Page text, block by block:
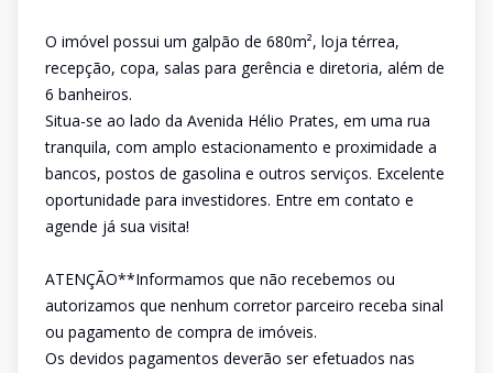
O imóvel possui um galpão de 680m², loja térrea,
recepção, copa, salas para gerência e diretoria, além de
6 banheiros.
Situa-se ao lado da Avenida Hélio Prates, em uma rua
tranquila, com amplo estacionamento e proximidade a
bancos, postos de gasolina e outros serviços. Excelente
oportunidade para investidores. Entre em contato e
agende já sua visita!
ATENÇÃO**Informamos que não recebemos ou
autorizamos que nenhum corretor parceiro receba sinal
ou pagamento de compra de imóveis.
Os devidos pagamentos deverão ser efetuados nas